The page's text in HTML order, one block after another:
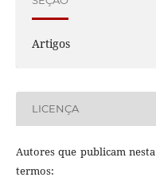
Artigos
LICENÇA
Autores que publicam
termos: